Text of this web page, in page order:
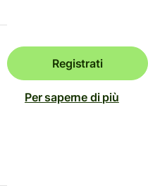
Registrati
Per saperne di più